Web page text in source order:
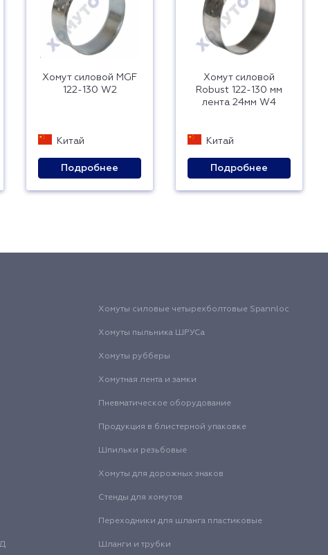
Хомут силовой MGF
122-130 W2
Китай
Подробнее
Хомут силовой
Robust 122-130 мм
лента 24мм W4
Китай
Подробнее
Хомуты силовые четырехболтовые Spannloc
Хомуты пыльника ШРУСа
Хомуты рубберы
Хомутная лента и замки
Пневматическое оборудование
Продукция в блистерной упаковке
Шпильки резьбовые
Хомуты для дорожных знаков
Стенды для хомутов
Переходники для шланга пластиковые
Шланги и трубки